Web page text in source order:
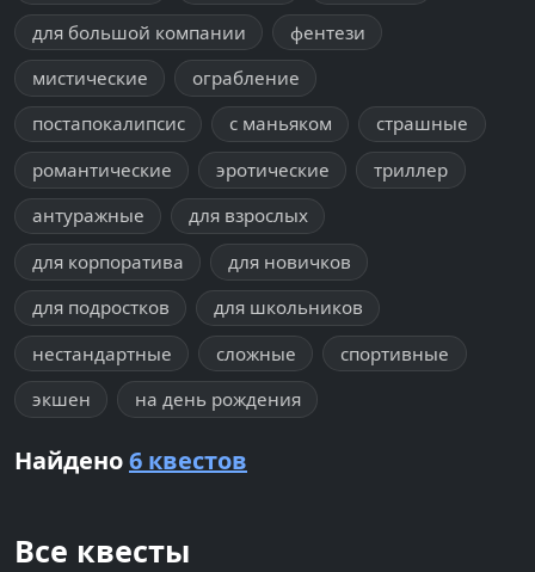
для большой компании
фентези
мистические
ограбление
постапокалипсис
с маньяком
страшные
романтические
эротические
триллер
антуражные
для взрослых
для корпоратива
для новичков
для подростков
для школьников
нестандартные
сложные
спортивные
экшен
на день рождения
Найдено6 квестов
Все квесты